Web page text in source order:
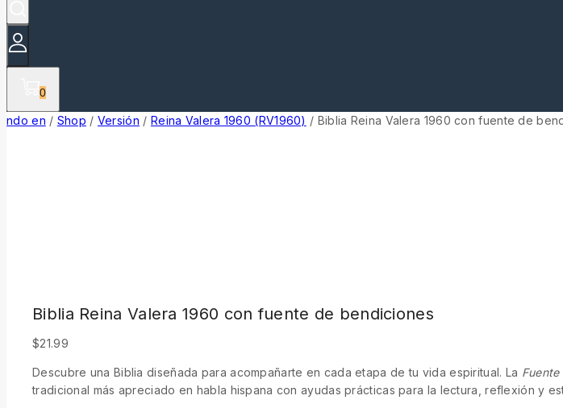
0
ndo en / Shop / Versión / Reina Valera 1960 (RV1960) / Biblia Reina Valera 1960 con fuente de
Biblia Reina Valera 1960 con fuente de bendiciones
$21.99
Descubre una Biblia diseñada para acompañarte en cada etapa de tu vida espiritual. La
tradicional más apreciado en habla hispana con ayudas prácticas para la lectura, reflexión y